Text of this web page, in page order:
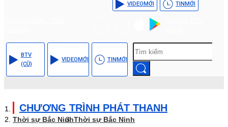
VIDEOMỚI TINMỚI
BTV
(CŨ)
VIDEOMỚI TINMỚI
CHƯƠNG TRÌNH PHÁT THANH
Thời sự Bắc NinhThời sự Bắc Ninh